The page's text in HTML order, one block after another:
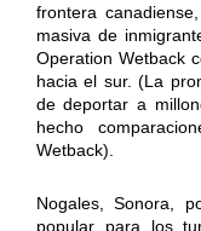
frontera
masiva de
Operation Wetback
hacia el sur. (La
de deportar a
hecho
Wetback).
Nogales, Sonora,
popular para los